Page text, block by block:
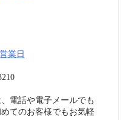
営業日
電話や電子メールでも
てのお客様でもお気軽